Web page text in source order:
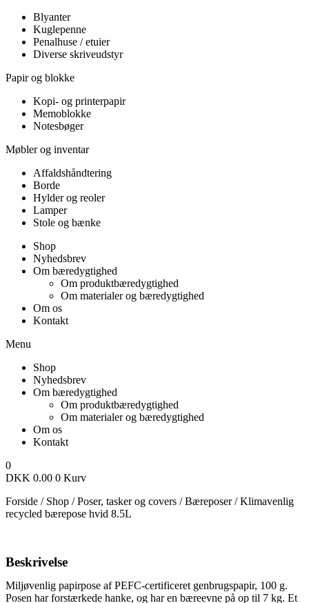
Blyanter
Kuglepenne
Penalhuse / etuier
Diverse skriveudstyr
Papir og blokke
Kopi- og printerpapir
Memoblokke
Notesbøger
Møbler og inventar
Affaldshåndtering
Borde
Hylder og reoler
Lamper
Stole og bænke
Shop
Nyhedsbrev
Om bæredygtighed
Om produktbæredygtighed
Om materialer og bæredygtighed
Om os
Kontakt
Menu
Shop
Nyhedsbrev
Om bæredygtighed
Om produktbæredygtighed
Om materialer og bæredygtighed
Om os
Kontakt
0
DKK 0.00 0 Kurv
Forside / Shop /Poser, tasker og covers /Bæreposer/Klimavenlig
recycled bærepose hvid 8.5L
Beskrivelse
Miljøvenlig papirpose af PEFC-certificeret genbrugspapir, 100 g.
Posen har forstærkede hanke, og har en bæreevne på op til 7 kg. Et